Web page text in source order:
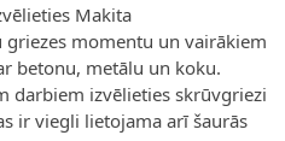
Makita
momentu un vairākiem
betonu, metālu un koku.
darbiem izvēlieties skrūvgriezi
ir viegli lietojama arī šaurās